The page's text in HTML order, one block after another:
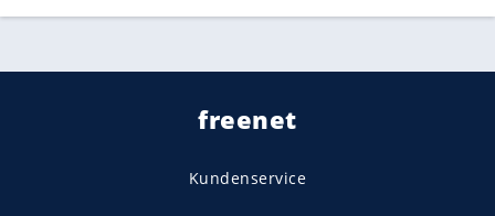
freenet
Kundenservice